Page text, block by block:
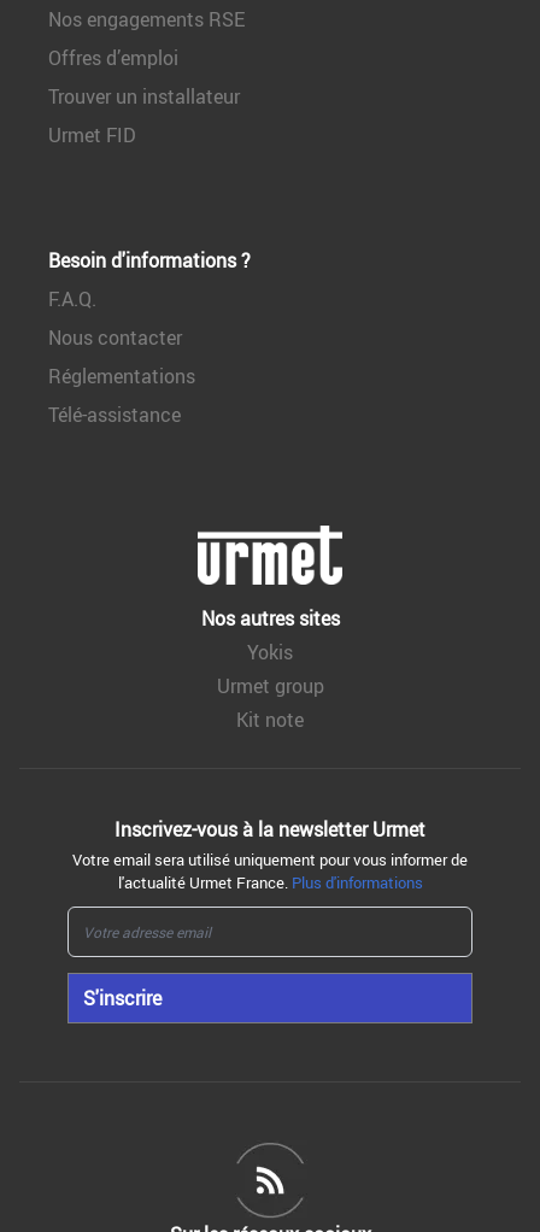
Nos engagements RSE
Offres d’emploi
Trouver un installateur
Urmet FID
Besoin d'informations ?
F.A.Q.
Nous contacter
Réglementations
Télé-assistance
Nos autres sites
Yokis
Urmet group
Kit note
Inscrivez-vous à la newsletter Urmet
Votre email sera utilisé uniquement pour vous informer de
l'actualité Urmet France. Plus d'informations
S'inscrire